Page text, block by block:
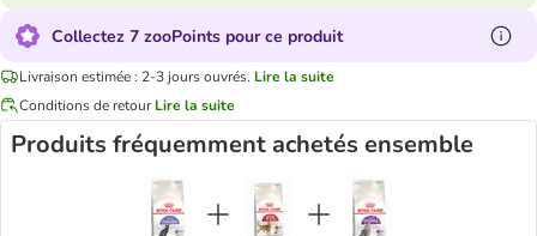
Collectez 7 zooPoints pour ce produit
Livraison estimée : 2-3 jours ouvrés. Lire la suite
Conditions de retour Lire la suite
Produits fréquemment achetés ensemble